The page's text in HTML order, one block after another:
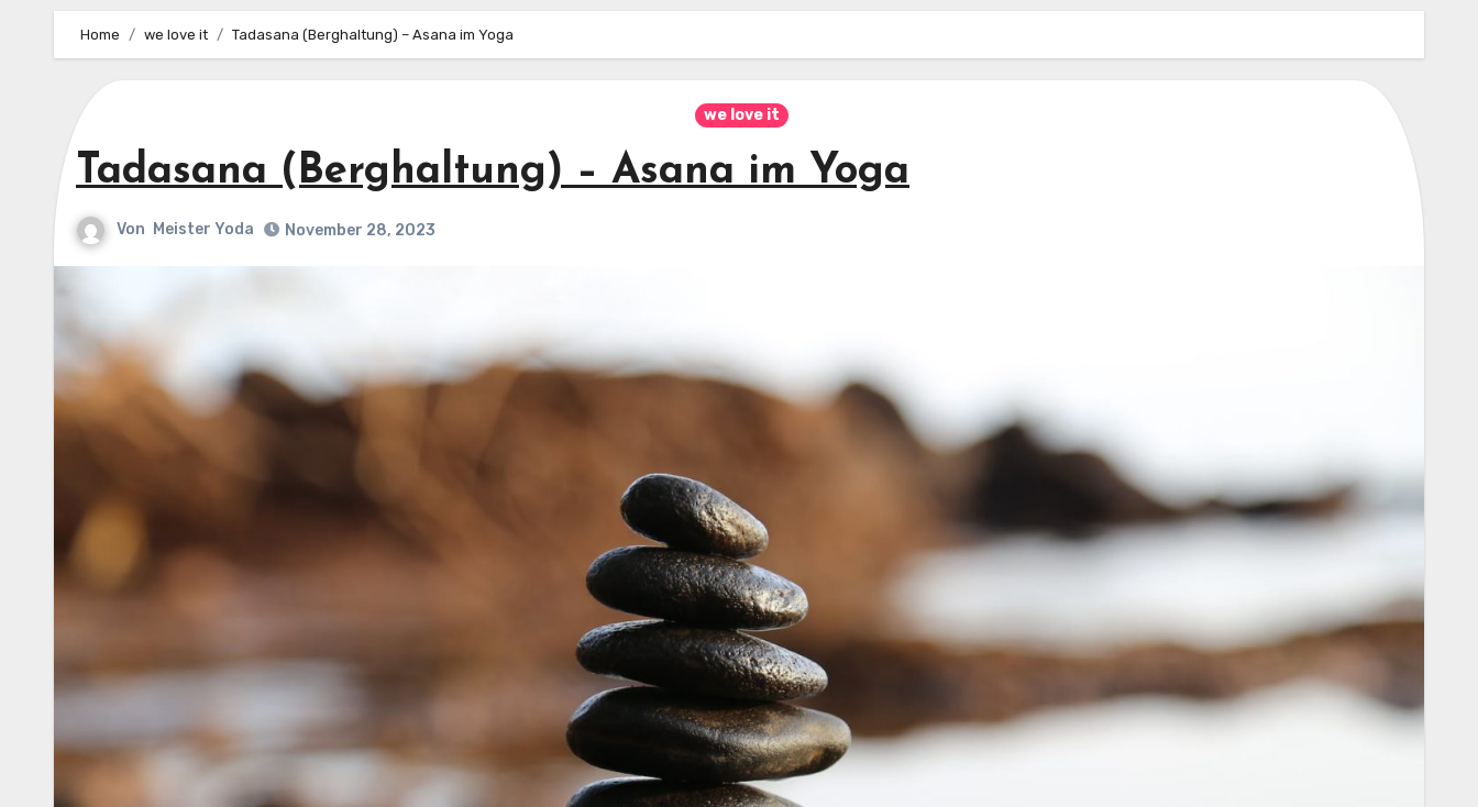
Home we love it Tadasana (Berghaltung) – Asana im Yoga
we love it
Tadasana (Berghaltung) – Asana im Yoga
Von Meister Yoda November 28, 2023